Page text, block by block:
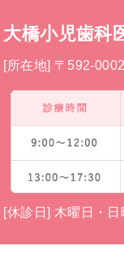
大橋小児歯科
[所在地] 〒592-
[休診日] 木曜日・日